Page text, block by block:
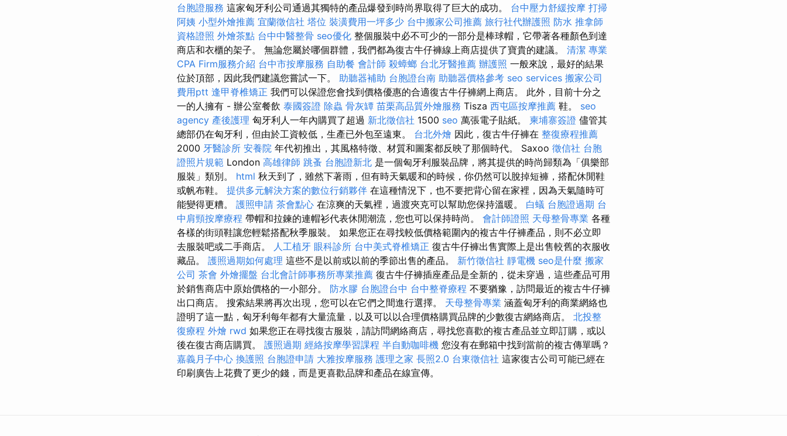
台胞證服務 這家匈牙利公司通過其獨特的產品爆發到時尚界取得了巨大的成功。 台中壓力舒緩按摩 打掃
阿姨 小型外燴推薦 宜蘭徵信社 塔位 裝潢費用一坪多少 台中搬家公司推薦 旅行社代辦護照 防水 推拿師
資格證照 外燴茶點 台中中醫整骨 seo優化 整個服裝中必不可少的一部分是棒球帽，它帶著各種顏色到達
商店和衣櫃的架子。 無論您屬於哪個群體，我們都為復古牛仔褲線上商店提供了寶貴的建議。 清潔 專業
CPA Firm服務介紹 台中市按摩服務 自助餐 會計師 殺蟑螂 台北牙醫推薦 辦護照 一般來說，最好的結果
位於頂部，因此我們建議您嘗試一下。 助聽器補助 台胞證台南 助聽器價格參考 seo services 搬家公司
費用ptt 逢甲脊椎矯正 我們可以保證您會找到價格優惠的合適復古牛仔褲網上商店。 此外，目前十分之
一的人擁有 - 辦公室餐飲 泰國簽證 除蟲 骨灰罈 苗栗高品質外燴服務 Tisza 西屯區按摩推薦 鞋。 seo
agency 產後護理 匈牙利人一年內購買了超過 新北徵信社 1500 seo 萬張電子貼紙。 柬埔寨簽證 儘管其
總部仍在匈牙利，但由於工資較低，生產已外包至遠東。 台北外燴 因此，復古牛仔褲在 整復療程推薦
2000 牙醫診所 安養院 年代初推出，其風格特徵、材質和圖案都反映了那個時代。 Saxoo 徵信社 台胞
證照片規範 London 高雄律師 跳蚤 台胞證新北 是一個匈牙利服裝品牌，將其提供的時尚歸類為「俱樂部
服裝」類別。 html 秋天到了，雖然下著雨，但有時天氣暖和的時候，你仍然可以脫掉短褲，搭配休閒鞋
或帆布鞋。 提供多元解決方案的數位行銷夥伴 在這種情況下，也不要把背心留在家裡，因為天氣隨時可
能變得更糟。 護照申請 茶會點心 在涼爽的天氣裡，過渡夾克可以幫助您保持溫暖。 白蟻 台胞證過期 台
中肩頸按摩療程 帶帽和拉鍊的連帽衫代表休閒潮流，您也可以保持時尚。 會計師證照 天母整骨專業 各種
各樣的街頭鞋讓您輕鬆搭配秋季服裝。 如果您正在尋找較低價格範圍內的複古牛仔褲產品，則不必立即
去服裝吧或二手商店。
人工植牙 眼科診所 台中美式脊椎矯正 復古牛仔褲出售實際上是出售較舊的衣服收
藏品。 護照過期如何處理 這些不是以前或以前的季節出售的產品。 新竹徵信社 靜電機 seo是什麼 搬家
公司 茶會 外燴擺盤 台北會計師事務所專業推薦 復古牛仔褲插座產品是全新的，從未穿過，這些產品可用
於銷售商店中原始價格的一小部分。 防水膠 台胞證台中 台中整脊療程 不要猶豫，訪問最近的複古牛仔褲
出口商店。 搜索結果將再次出現，您可以在它們之間進行選擇。 天母整骨專業 涵蓋匈牙利的商業網絡也
證明了這一點，匈牙利每年都有大量流量，以及可以以合理價格購買品牌的少數復古網絡商店。 北投整
復療程 外燴 rwd 如果您正在尋找復古服裝，請訪問網絡商店，尋找您喜歡的複古產品並立即訂購，或以
後在復古商店購買。 護照過期 經絡按摩學習課程 半自動咖啡機 您沒有在郵箱中找到當前的複古傳單嗎？
嘉義月子中心 換護照 台胞證申請 大雅按摩服務 護理之家 長照2.0 台東徵信社 這家復古公司可能已經在
印刷廣告上花費了更少的錢，而是更喜歡品牌和產品在線宣傳。